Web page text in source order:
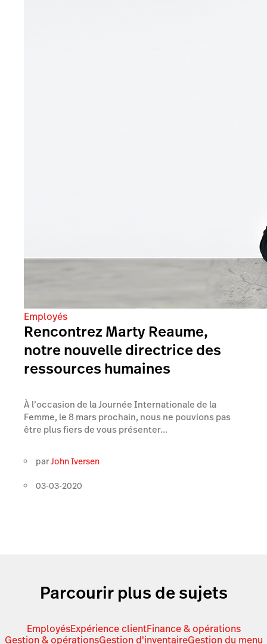
Employés
Rencontrez Marty Reaume,
notre nouvelle directrice des
ressources humaines
À l’occasion de la Journée Internationale de la
Femme, le 8 mars prochain, nous ne pouvions pas
être plus fiers de vous présenter...
parJohn Iversen
03-03-2020
Parcourir plus de sujets
EmployésExpérience clientFinance & opérations
Gestion & opérationsGestion d'inventaireGestion du menu